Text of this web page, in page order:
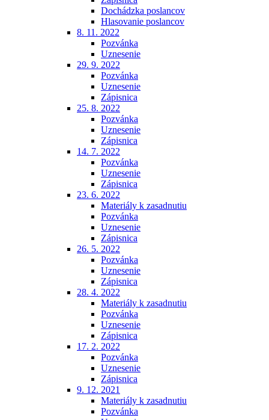
Dochádzka poslancov
Hlasovanie poslancov
8. 11. 2022
Pozvánka
Uznesenie
29. 9. 2022
Pozvánka
Uznesenie
Zápisnica
25. 8. 2022
Pozvánka
Uznesenie
Zápisnica
14. 7. 2022
Pozvánka
Uznesenie
Zápisnica
23. 6. 2022
Materiály k zasadnutiu
Pozvánka
Uznesenie
Zápisnica
26. 5. 2022
Pozvánka
Uznesenie
Zápisnica
28. 4. 2022
Materiály k zasadnutiu
Pozvánka
Uznesenie
Zápisnica
17. 2. 2022
Pozvánka
Uznesenie
Zápisnica
9. 12. 2021
Materiály k zasadnutiu
Pozvánka